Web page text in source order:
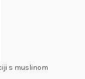
s muslinom